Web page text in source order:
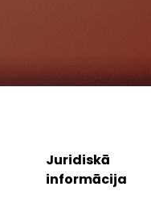
Juridiskā
informācija